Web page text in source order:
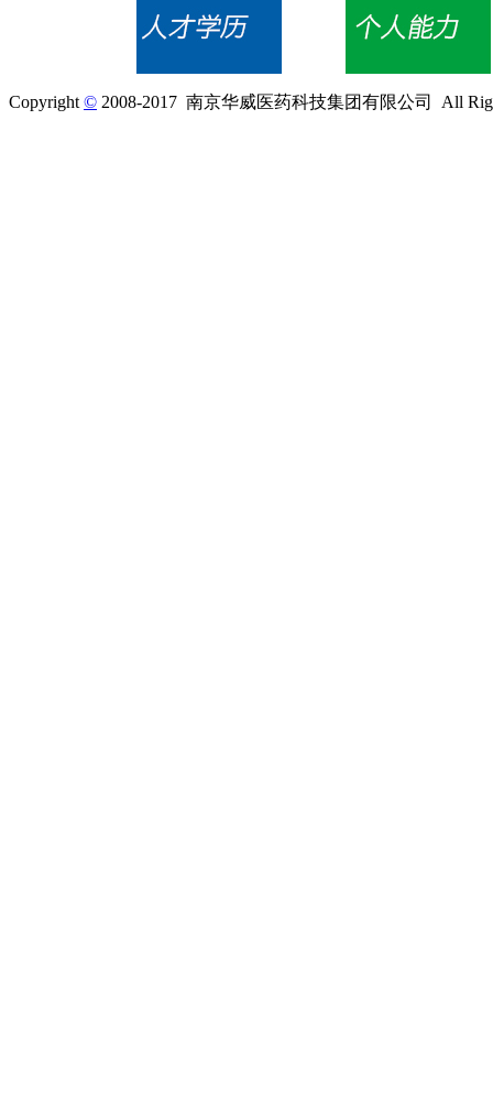
Copyright © 2008-2017 南京华威医药科技集团有限公司 All